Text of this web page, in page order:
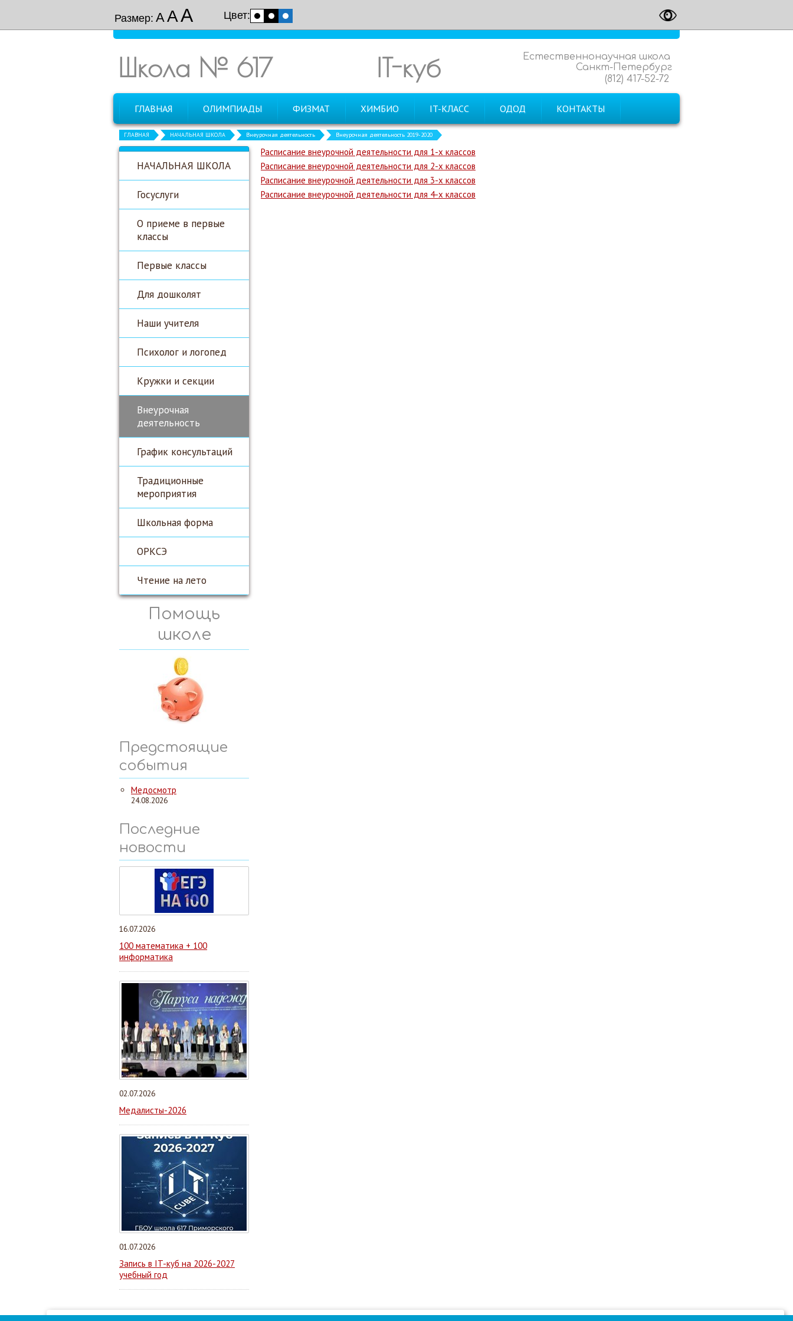
Размер: ААА Цвет:
Школа № 617
Естественнонаучная школа
Санкт-Петербург
(812) 417-52-72
IT-куб
ГЛАВНАЯ ОЛИМПИАДЫ ФИЗМАТ ХИМБИО IT-КЛАСС ОДОД КОНТАКТЫ
ГЛАВНАЯ НАЧАЛЬНАЯ ШКОЛА Внеурочная деятельность Внеурочная деятельность 2019-2020
НАЧАЛЬНАЯ ШКОЛА
Госуслуги
О приеме в первые
классы
Первые классы
Для дошколят
Наши учителя
Психолог и логопед
Кружки и секции
Внеурочная
деятельность
График консультаций
Традиционные
мероприятия
Школьная форма
ОРКСЭ
Чтение на лето
Помощь
школе
Предстоящие
события
Медосмотр
24.08.2026
Последние
новости
16.07.2026
100 математика + 100
информатика
02.07.2026
Медалисты-2026
01.07.2026
Запись в IT-куб на 2026-2027
учебный год
Расписание внеурочной деятельности для 1-х классов
Расписание внеурочной деятельности для 2-х классов
Расписание внеурочной деятельности для 3-х классов
Расписание внеурочной деятельности для 4-х классов